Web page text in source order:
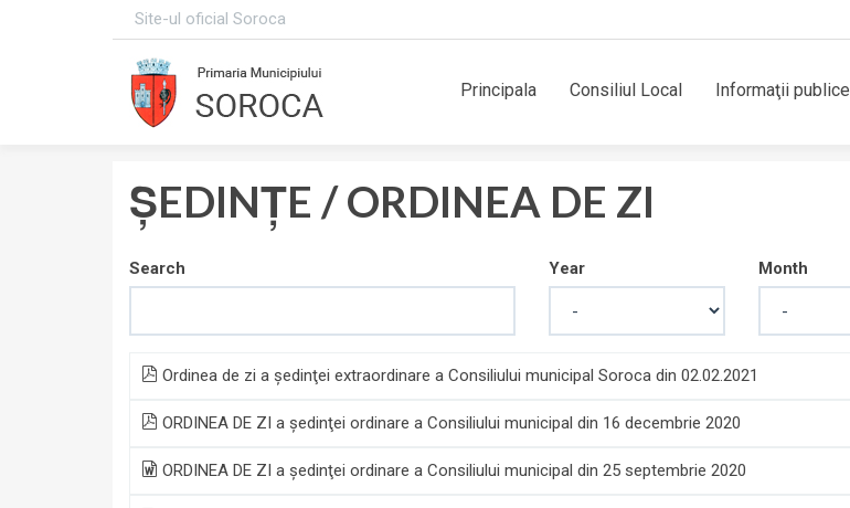
Site-ul oficial Soroca
Principala Consiliul Local Informaţii publice
ȘEDINȚE / ORDINEA DE ZI
Search Year Month
Ordinea de zi a şedinţei extraordinare a Consiliului municipal Soroca din 02.02.2021
ORDINEA DE ZI a şedinţei ordinare a Consiliului municipal din 16 decembrie 2020
ORDINEA DE ZI a şedinţei ordinare a Consiliului municipal din 25 septembrie 2020